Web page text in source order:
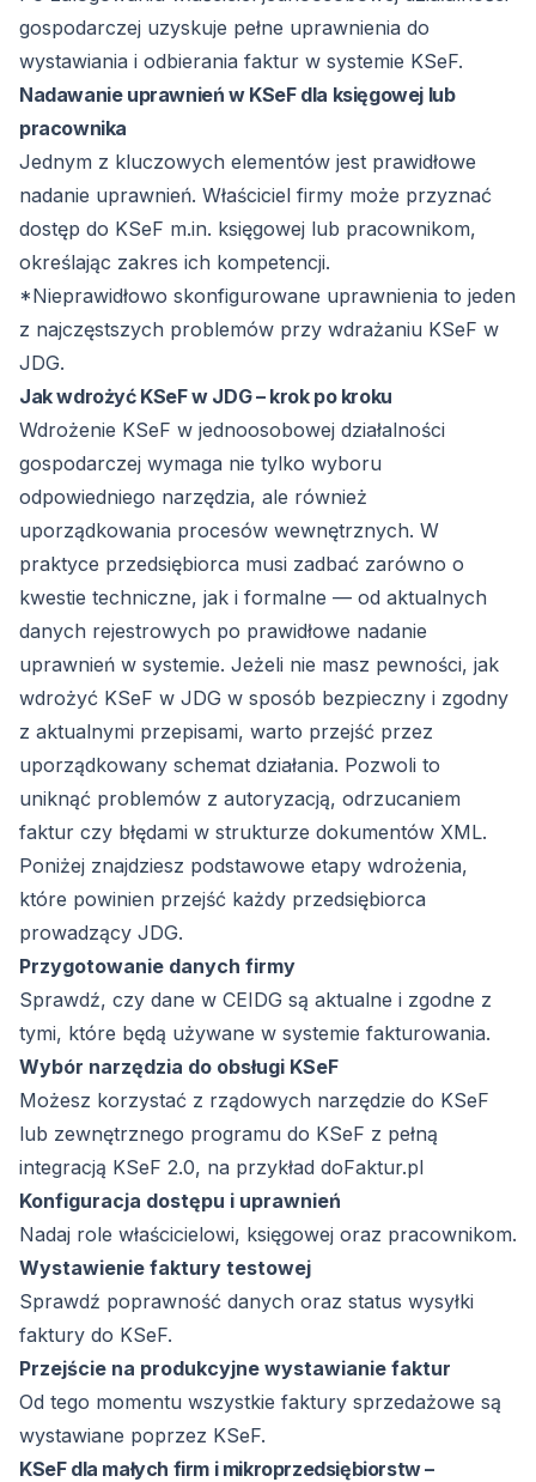
gospodarczej uzyskuje pełne uprawnienia do
wystawiania i odbierania faktur w systemie KSeF.
Nadawanie uprawnień w KSeF dla księgowej lub
pracownika
Jednym z kluczowych elementów jest prawidłowe
nadanie uprawnień. Właściciel firmy może przyznać
dostęp do KSeF m.in. księgowej lub pracownikom,
określając zakres ich kompetencji.
*Nieprawidłowo skonfigurowane uprawnienia to jeden
z najczęstszych problemów przy wdrażaniu KSeF w
JDG.
Jak wdrożyć KSeF w JDG – krok po kroku
Wdrożenie KSeF w jednoosobowej działalności
gospodarczej wymaga nie tylko wyboru
odpowiedniego narzędzia, ale również
uporządkowania procesów wewnętrznych. W
praktyce przedsiębiorca musi zadbać zarówno o
kwestie techniczne, jak i formalne — od aktualnych
danych rejestrowych po prawidłowe nadanie
uprawnień w systemie. Jeżeli nie masz pewności, jak
wdrożyć KSeF w JDG w sposób bezpieczny i zgodny
z aktualnymi przepisami, warto przejść przez
uporządkowany schemat działania. Pozwoli to
uniknąć problemów z autoryzacją, odrzucaniem
faktur czy błędami w strukturze dokumentów XML.
Poniżej znajdziesz podstawowe etapy wdrożenia,
które powinien przejść każdy przedsiębiorca
prowadzący JDG.
Przygotowanie danych firmy
Sprawdź, czy dane w CEIDG są aktualne i zgodne z
tymi, które będą używane w systemie fakturowania.
Wybór narzędzia do obsługi KSeF
Możesz korzystać z rządowych narzędzie do KSeF
lub zewnętrznego programu do KSeF z pełną
integracją KSeF 2.0, na przykład doFaktur.pl
Konfiguracja dostępu i uprawnień
Nadaj role właścicielowi, księgowej oraz pracownikom.
Wystawienie faktury testowej
Sprawdź poprawność danych oraz status wysyłki
faktury do KSeF.
Przejście na produkcyjne wystawianie faktur
Od tego momentu wszystkie faktury sprzedażowe są
wystawiane poprzez KSeF.
KSeF dla małych firm i mikroprzedsiębiorstw –